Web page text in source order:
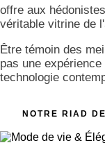
offre aux
véritable vitrine de
Être témoin des
pas une
technologie
NOTRE RIAD